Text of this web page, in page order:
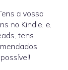
a vossa
no Kindle, e,
tens